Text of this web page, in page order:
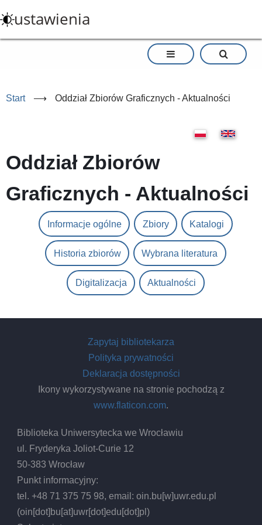
do
treści
ustawienia
Start ⟶ Oddział Zbiorów Graficznych - Aktualności
Oddział Zbiorów
Graficznych - Aktualności
Informacje ogólne Zbiory Katalogi
Historia zbiorów Wybrana literatura
Digitalizacja Aktualności
Zapytaj bibliotekarza
Polityka prywatności
Deklaracja dostępności
Ikony wykorzystywane na stronie pochodzą z
www.flaticon.com.
Biblioteka Uniwersytecka we Wrocławiu
ul. Fryderyka Joliot-Curie 12
50-383 Wrocław
Punkt informacyjny:
tel. +48 71 375 75 98, email:oin.bu[w]uwr.edu.pl
(oin[dot]bu[at]uwr[dot]edu[dot]pl)